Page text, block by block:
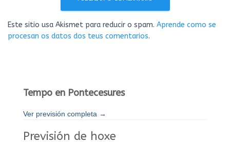
Este sitio usa Akismet para reducir o spam. Aprende como se
procesan os datos dos teus comentarios.
Tempo en Pontecesures
Ver previsión completa →
Previsión de hoxe